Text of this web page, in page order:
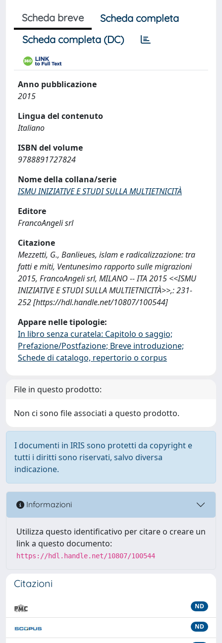
Scheda breve
Scheda completa
Scheda completa (DC)
Anno pubblicazione
2015
Lingua del contenuto
Italiano
ISBN del volume
9788891727824
Nome della collana/serie
ISMU INIZIATIVE E STUDI SULLA MULTIETNICITÀ
Editore
FrancoAngeli srl
Citazione
Mezzetti, G., Banlieues, islam e radicalizzazione: tra
fatti e miti, Ventunesimo rapporto sulle migrazioni
2015, FrancoAngeli srl, MILANO -- ITA 2015 <<ISMU
INIZIATIVE E STUDI SULLA MULTIETNICITÀ>>,: 231-
252 [https://hdl.handle.net/10807/100544]
Appare nelle tipologie:
In libro senza curatela: Capitolo o saggio;
Prefazione/Postfazione; Breve introduzione;
Schede di catalogo, repertorio o corpus
File in questo prodotto:
Non ci sono file associati a questo prodotto.
I documenti in IRIS sono protetti da copyright e
tutti i diritti sono riservati, salvo diversa
indicazione.
Informazioni
Utilizza questo identificativo per citare o creare un
link a questo documento:
https://hdl.handle.net/10807/100544
Citazioni
ND
ND